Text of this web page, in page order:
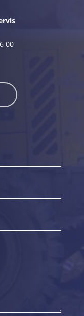
00